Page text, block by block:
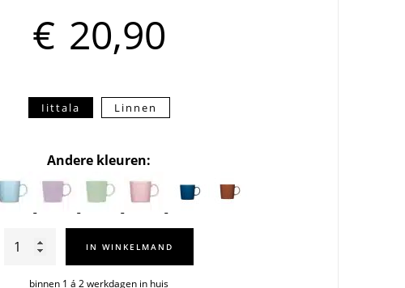
€ 20,90
Iittala Linnen
Andere kleuren:
Teema
IN WINKELMAND
binnen 1 á 2 werkdagen in huis